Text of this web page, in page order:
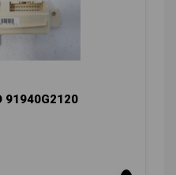
91940G2120